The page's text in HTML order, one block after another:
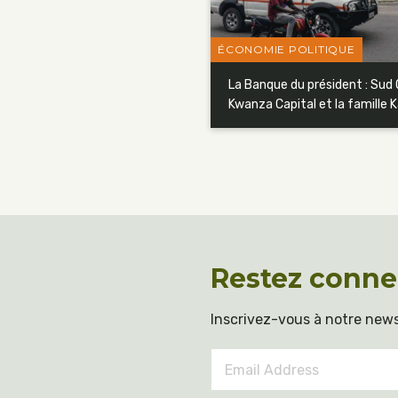
La Banque du président : Sud
Kwanza Capital et la famille
ÉCONOMIE POLITIQUE
Restez
Inscrivez-vous à notre
Address *